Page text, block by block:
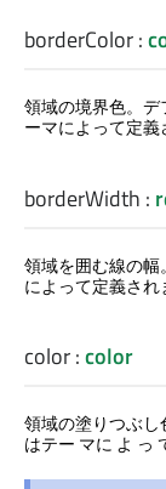
borderColor:
領域の境界色。デ
ーマによって定義
borderWidth :
領域を囲む線の
によって定義され
color:color
領域の塗りつぶし
はテー マに よ っ